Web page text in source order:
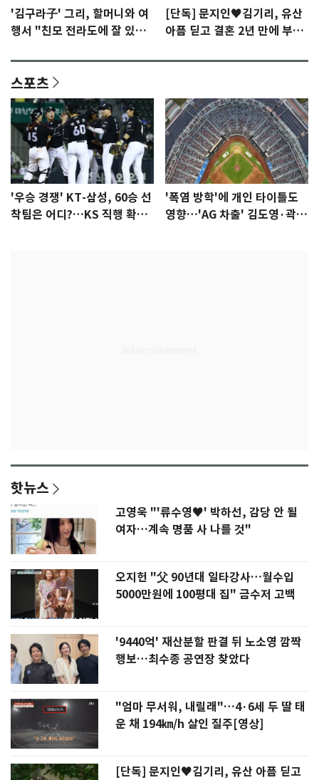
'김구라子' 그리, 할머니와 여
행서 "친모 전라도에 잘 있
[단독] 문지인♥김기리, 유산
아픔 딛고 결혼 2년 만에 부모
스포츠
'우승 경쟁' KT-삼성, 60승 선
착팀은 어디?…KS 직행 확률
'폭염 방학'에 개인 타이틀도
영향…'AG 차출' 김도영·곽빈
핫뉴스
고영욱 "'류수영♥' 박하선, 감당 안 될
여자…계속 명품 사 나를 것"
오지헌 "父 90년대 일타강사…월수입
5000만원에 100평대 집" 금수저 고백
'9440억' 재산분할 판결 뒤 노소영 깜짝
행보…최수종 공연장 찾았다
"엄마 무서워, 내릴래"…4·6세 두 딸 태
운 채 194㎞/h 살인 질주[영상]
[단독] 문지인♥김기리, 유산 아픔 딛고